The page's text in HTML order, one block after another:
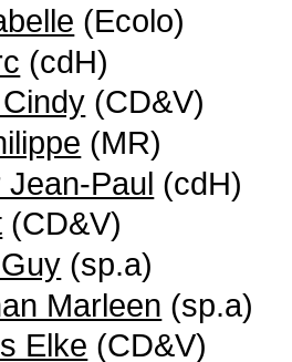
(Ecolo)
(cdH)
(CD&V)
(MR)
Jean-Paul (cdH)
(CD&V)
(sp.a)
Marleen (sp.a)
Elke (CD&V)